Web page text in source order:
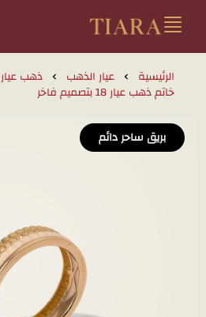
تيارا للذهب والمجوهرات
الرئيسية عيار الذهب ذهب عيار ١٨
خاتم ذهب عيار 18 بتصميم فاخر
بريق ساحر دائم